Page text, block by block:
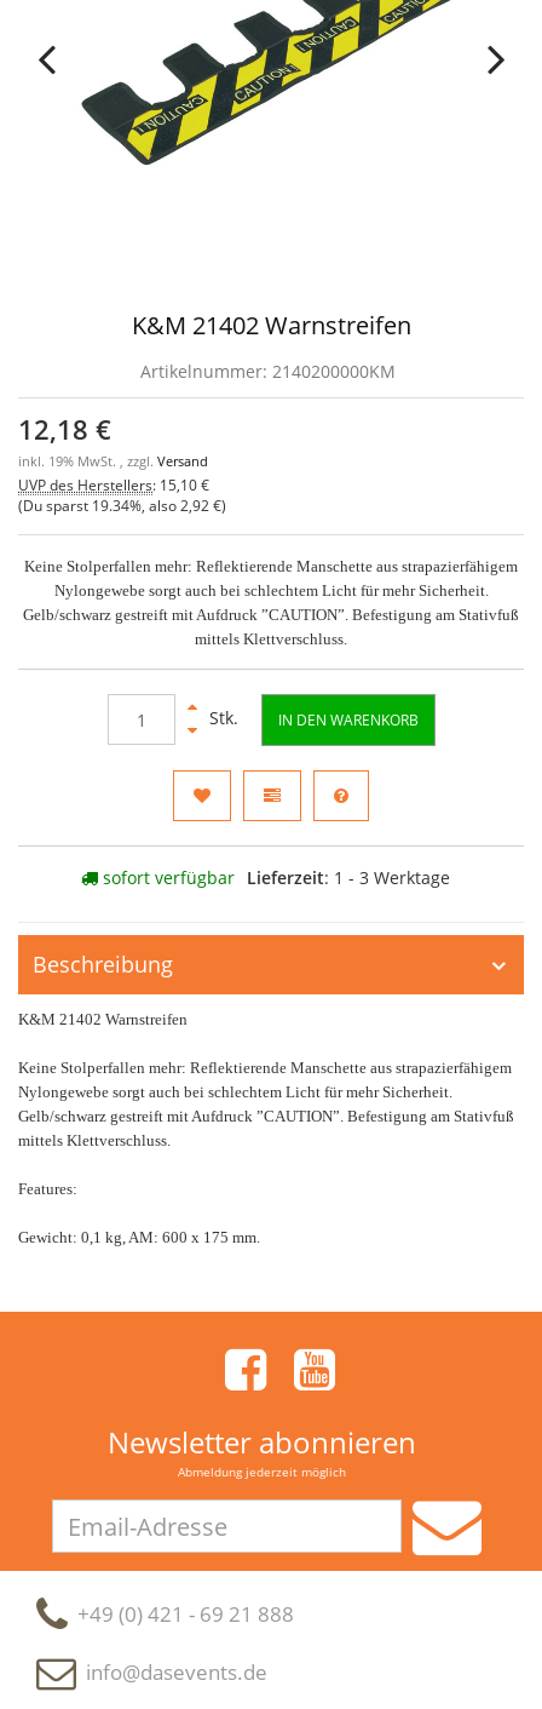
K&M 21402 Warnstreifen
Artikelnummer: 2140200000KM
12,18 €
inkl. 19% MwSt. , zzgl. Versand
UVP des Herstellers: 15,10 €
(Du sparst 19.34% , also 2,92 €)
Keine Stolperfallen mehr: Reflektierende Manschette aus strapazierfähigem
Nylongewebe sorgt auch bei schlechtem Licht für mehr Sicherheit.
Gelb/schwarz gestreift mit Aufdruck ”CAUTION”. Befestigung am Stativfuß
mittels Klettverschluss.
Stk. IN DEN WARENKORB
sofort verfügbar Lieferzeit: 1 - 3 Werktage
Beschreibung
K&M 21402 Warnstreifen
Keine Stolperfallen mehr: Reflektierende Manschette aus strapazierfähigem
Nylongewebe sorgt auch bei schlechtem Licht für mehr Sicherheit.
Gelb/schwarz gestreift mit Aufdruck ”CAUTION”. Befestigung am Stativfuß
mittels Klettverschluss.
Features:
Gewicht: 0,1 kg, AM: 600 x 175 mm.
Newsletter abonnieren
Abmeldung jederzeit möglich
Adresse
+49 (0) 421 - 69 21 888
info@dasevents.de